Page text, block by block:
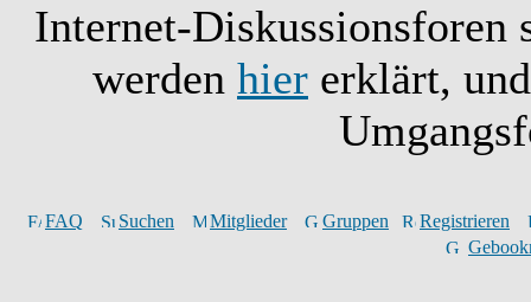
Internet-Diskussionsforen
werden hier erklärt,
FAQ Suchen Mitglieder Gruppen
Registrieren